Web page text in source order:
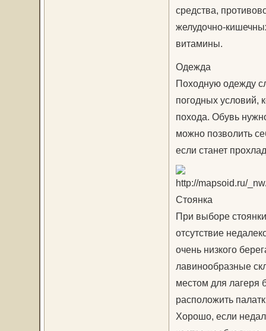
средства,
желудочно-
витамины.
Одежда
Походную одежду
погодных условий,
похода. Обувь
можно позволить
если станет
Стоянка
При выборе
отсутствие
очень низкого
лавинообразные
местом для лагеря
расположить
Хорошо, если